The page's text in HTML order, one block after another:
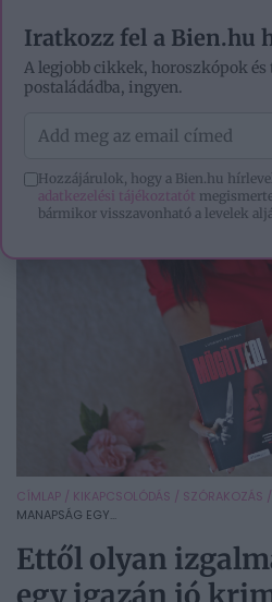
CÍMLAP / KIKAPCSOLÓDÁS / SZÓRAKOZÁS /
MANAPSÁG EGY...
Ettől olyan
egy igazán jó
Iratkozz fel a Bien.hu
A legjobb cikkek, horoszkópok és
postaládádba, ingyen.
Hozzájárulok, hogy a Bien.hu
adatkezelési tájékoztatót
bármikor visszavonható a levelek